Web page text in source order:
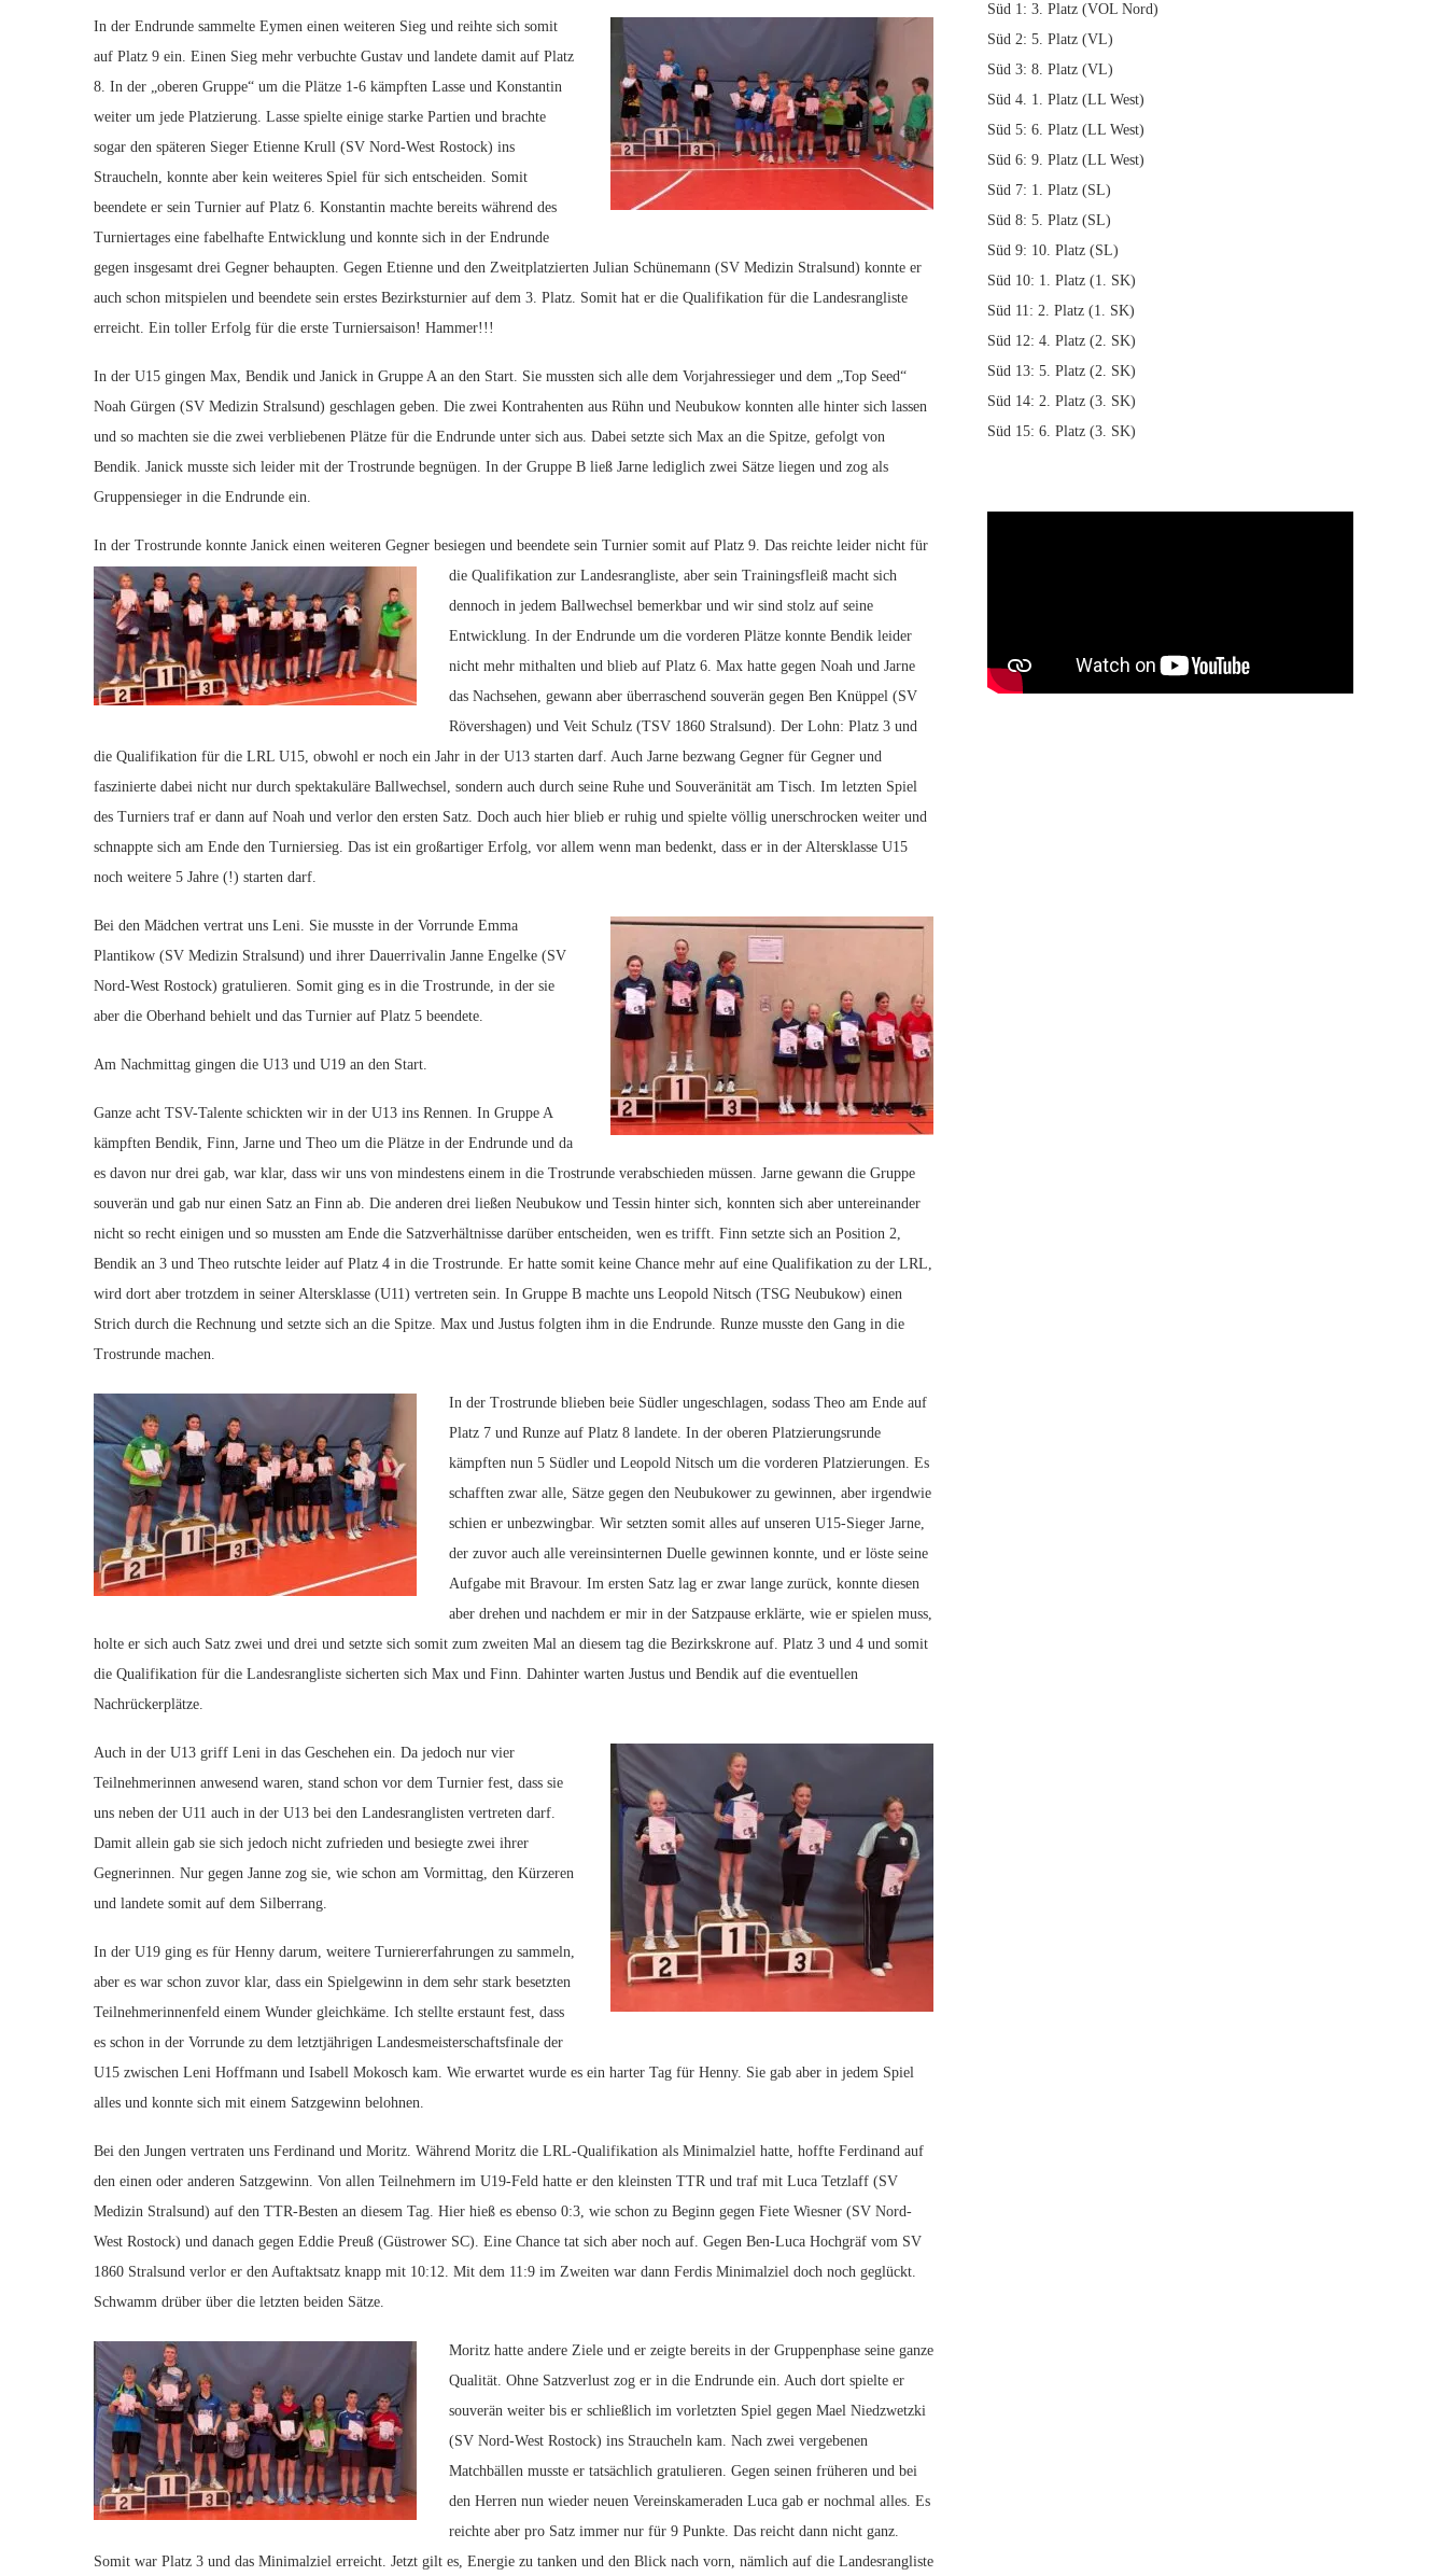
In der Endrunde sammelte Eymen einen weiteren Sieg und reihte sich somit
auf Platz 9 ein. Einen Sieg mehr verbuchte Gustav und landete damit auf Platz
8. In der „oberen Gruppe“ um die Plätze 1-6 kämpften Lasse und Konstantin
weiter um jede Platzierung. Lasse spielte einige starke Partien und brachte
sogar den späteren Sieger Etienne Krull (SV Nord-West Rostock) ins
Straucheln, konnte aber kein weiteres Spiel für sich entscheiden. Somit
beendete er sein Turnier auf Platz 6. Konstantin machte bereits während des
Turniertages eine fabelhafte Entwicklung und konnte sich in der Endrunde
gegen insgesamt drei Gegner behaupten. Gegen Etienne und den Zweitplatzierten Julian Schünemann (SV Medizin Stralsund) konnte er
auch schon mitspielen und beendete sein erstes Bezirksturnier auf dem 3. Platz. Somit hat er die Qualifikation für die Landesrangliste
erreicht. Ein toller Erfolg für die erste Turniersaison! Hammer!!!
In der U15 gingen Max, Bendik und Janick in Gruppe A an den Start. Sie mussten sich alle dem Vorjahressieger und dem „Top Seed“
Noah Gürgen (SV Medizin Stralsund) geschlagen geben. Die zwei Kontrahenten aus Rühn und Neubukow konnten alle hinter sich lassen
und so machten sie die zwei verbliebenen Plätze für die Endrunde unter sich aus. Dabei setzte sich Max an die Spitze, gefolgt von
Bendik. Janick musste sich leider mit der Trostrunde begnügen. In der Gruppe B ließ Jarne lediglich zwei Sätze liegen und zog als
Gruppensieger in die Endrunde ein.
In der Trostrunde konnte Janick einen weiteren Gegner besiegen und beendete sein Turnier somit auf Platz 9. Das reichte leider nicht für
die Qualifikation zur Landesrangliste, aber sein Trainingsfleiß macht sich
dennoch in jedem Ballwechsel bemerkbar und wir sind stolz auf seine
Entwicklung. In der Endrunde um die vorderen Plätze konnte Bendik leider
nicht mehr mithalten und blieb auf Platz 6. Max hatte gegen Noah und Jarne
das Nachsehen, gewann aber überraschend souverän gegen Ben Knüppel (SV
Rövershagen) und Veit Schulz (TSV 1860 Stralsund). Der Lohn: Platz 3 und
die Qualifikation für die LRL U15, obwohl er noch ein Jahr in der U13 starten darf. Auch Jarne bezwang Gegner für Gegner und
faszinierte dabei nicht nur durch spektakuläre Ballwechsel, sondern auch durch seine Ruhe und Souveränität am Tisch. Im letzten Spiel
des Turniers traf er dann auf Noah und verlor den ersten Satz. Doch auch hier blieb er ruhig und spielte völlig unerschrocken weiter und
schnappte sich am Ende den Turniersieg. Das ist ein großartiger Erfolg, vor allem wenn man bedenkt, dass er in der Altersklasse U15
noch weitere 5 Jahre (!) starten darf.
Bei den Mädchen vertrat uns Leni. Sie musste in der Vorrunde Emma
Plantikow (SV Medizin Stralsund) und ihrer Dauerrivalin Janne Engelke (SV
Nord-West Rostock) gratulieren. Somit ging es in die Trostrunde, in der sie
aber die Oberhand behielt und das Turnier auf Platz 5 beendete.
Am Nachmittag gingen die U13 und U19 an den Start.
Ganze acht TSV-Talente schickten wir in der U13 ins Rennen. In Gruppe A
kämpften Bendik, Finn, Jarne und Theo um die Plätze in der Endrunde und da
es davon nur drei gab, war klar, dass wir uns von mindestens einem in die Trostrunde verabschieden müssen. Jarne gewann die Gruppe
souverän und gab nur einen Satz an Finn ab. Die anderen drei ließen Neubukow und Tessin hinter sich, konnten sich aber untereinander
nicht so recht einigen und so mussten am Ende die Satzverhältnisse darüber entscheiden, wen es trifft. Finn setzte sich an Position 2,
Bendik an 3 und Theo rutschte leider auf Platz 4 in die Trostrunde. Er hatte somit keine Chance mehr auf eine Qualifikation zu der LRL,
wird dort aber trotzdem in seiner Altersklasse (U11) vertreten sein. In Gruppe B machte uns Leopold Nitsch (TSG Neubukow) einen
Strich durch die Rechnung und setzte sich an die Spitze. Max und Justus folgten ihm in die Endrunde. Runze musste den Gang in die
Trostrunde machen.
In der Trostrunde blieben beie Südler ungeschlagen, sodass Theo am Ende auf
Platz 7 und Runze auf Platz 8 landete. In der oberen Platzierungsrunde
kämpften nun 5 Südler und Leopold Nitsch um die vorderen Platzierungen. Es
schafften zwar alle, Sätze gegen den Neubukower zu gewinnen, aber irgendwie
schien er unbezwingbar. Wir setzten somit alles auf unseren U15-Sieger Jarne,
der zuvor auch alle vereinsinternen Duelle gewinnen konnte, und er löste seine
Aufgabe mit Bravour. Im ersten Satz lag er zwar lange zurück, konnte diesen
aber drehen und nachdem er mir in der Satzpause erklärte, wie er spielen muss,
holte er sich auch Satz zwei und drei und setzte sich somit zum zweiten Mal an diesem tag die Bezirkskrone auf. Platz 3 und 4 und somit
die Qualifikation für die Landesrangliste sicherten sich Max und Finn. Dahinter warten Justus und Bendik auf die eventuellen
Nachrückerplätze.
Auch in der U13 griff Leni in das Geschehen ein. Da jedoch nur vier
Teilnehmerinnen anwesend waren, stand schon vor dem Turnier fest, dass sie
uns neben der U11 auch in der U13 bei den Landesranglisten vertreten darf.
Damit allein gab sie sich jedoch nicht zufrieden und besiegte zwei ihrer
Gegnerinnen. Nur gegen Janne zog sie, wie schon am Vormittag, den Kürzeren
und landete somit auf dem Silberrang.
In der U19 ging es für Henny darum, weitere Turniererfahrungen zu sammeln,
aber es war schon zuvor klar, dass ein Spielgewinn in dem sehr stark besetzten
Teilnehmerinnenfeld einem Wunder gleichkäme. Ich stellte erstaunt fest, dass
es schon in der Vorrunde zu dem letztjährigen Landesmeisterschaftsfinale der
U15 zwischen Leni Hoffmann und Isabell Mokosch kam. Wie erwartet wurde es ein harter Tag für Henny. Sie gab aber in jedem Spiel
alles und konnte sich mit einem Satzgewinn belohnen.
Bei den Jungen vertraten uns Ferdinand und Moritz. Während Moritz die LRL-Qualifikation als Minimalziel hatte, hoffte Ferdinand auf
den einen oder anderen Satzgewinn. Von allen Teilnehmern im U19-Feld hatte er den kleinsten TTR und traf mit Luca Tetzlaff (SV
Medizin Stralsund) auf den TTR-Besten an diesem Tag. Hier hieß es ebenso 0:3, wie schon zu Beginn gegen Fiete Wiesner (SV Nord-
West Rostock) und danach gegen Eddie Preuß (Güstrower SC). Eine Chance tat sich aber noch auf. Gegen Ben-Luca Hochgräf vom SV
1860 Stralsund verlor er den Auftaktsatz knapp mit 10:12. Mit dem 11:9 im Zweiten war dann Ferdis Minimalziel doch noch geglückt.
Schwamm drüber über die letzten beiden Sätze.
Moritz hatte andere Ziele und er zeigte bereits in der Gruppenphase seine ganze
Qualität. Ohne Satzverlust zog er in die Endrunde ein. Auch dort spielte er
souverän weiter bis er schließlich im vorletzten Spiel gegen Mael Niedzwetzki
(SV Nord-West Rostock) ins Straucheln kam. Nach zwei vergebenen
Matchbällen musste er tatsächlich gratulieren. Gegen seinen früheren und bei
den Herren nun wieder neuen Vereinskameraden Luca gab er nochmal alles. Es
reichte aber pro Satz immer nur für 9 Punkte. Das reicht dann nicht ganz.
Somit war Platz 3 und das Minimalziel erreicht. Jetzt gilt es, Energie zu tanken und den Blick nach vorn, nämlich auf die Landesrangliste
Süd 1: 3. Platz (VOL Nord)
Süd 2: 5. Platz (VL)
Süd 3: 8. Platz (VL)
Süd 4. 1. Platz (LL West)
Süd 5: 6. Platz (LL West)
Süd 6: 9. Platz (LL West)
Süd 7: 1. Platz (SL)
Süd 8: 5. Platz (SL)
Süd 9: 10. Platz (SL)
Süd 10: 1. Platz (1. SK)
Süd 11: 2. Platz (1. SK)
Süd 12: 4. Platz (2. SK)
Süd 13: 5. Platz (2. SK)
Süd 14: 2. Platz (3. SK)
Süd 15: 6. Platz (3. SK)